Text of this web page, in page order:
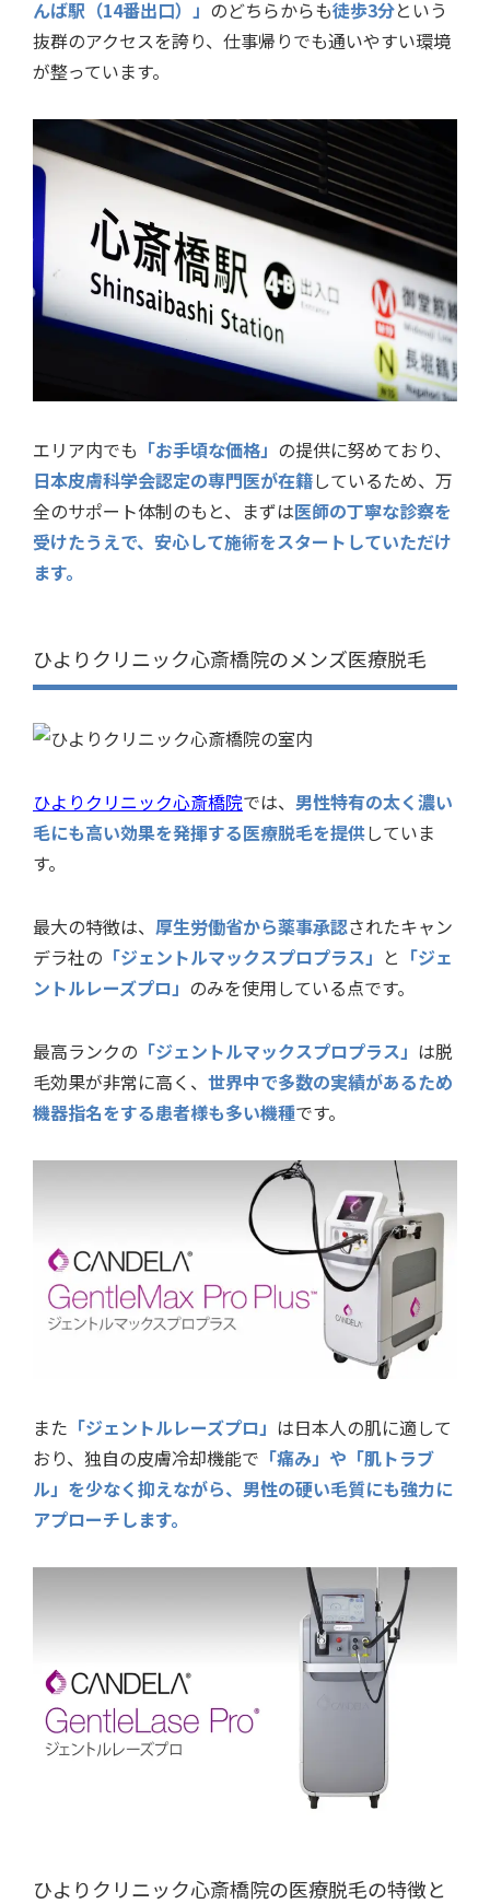
んば駅（14番出口）」 のどちらからも徒歩3分という
抜群のアクセスを誇り、仕事帰りでも通いやすい環境
が整っています。
エリア内でも 「お手頃な価格」 の提供に努めており、
日本皮膚科学会認定の専門医が在籍しているため、万
全のサポート体制のもと、まずは医師の丁寧な診察を
受けたうえで、安心して施術をスタートしていただけ
ます。
ひよりクリニック心斎橋院のメンズ医療脱毛
ひよりクリニック心斎橋院では、 男性特有の太く濃い
毛にも高い効果を発揮する医療脱毛を提供していま
す。
最大の特徴は、 厚生労働省から薬事承認されたキャン
デラ社の 「ジェントルマックスプロプラス」 と 「ジェ
ントルレーズプロ」 のみを使用している点です。
最高ランクの 「ジェントルマックスプロプラス」 は脱
毛効果が非常に高く、 世界中で多数の実績があるため
機器指名をする患者様も多い機種です。
また 「ジェントルレーズプロ」 は日本人の肌に適して
おり、独自の皮膚冷却機能で 「痛み」や「肌トラブ
ル」を少なく抑えながら、男性の硬い毛質にも強力に
アプローチします。
ひよりクリニック心斎橋院の医療脱毛の特徴と